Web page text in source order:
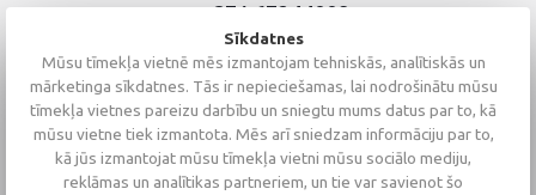
+371 67244008
+371 67271055
+371 26002793
Sīkdatnes
Mūsu tīmekļa vietnē mēs izmantojam tehniskās, analītiskās un
mārketinga sīkdatnes. Tās ir nepieciešamas, lai nodrošinātu mūsu
tīmekļa vietnes pareizu darbību un sniegtu mums datus par to, kā
mūsu vietne tiek izmantota. Mēs arī sniedzam informāciju par to,
kā jūs izmantojat mūsu tīmekļa vietni mūsu sociālo mediju,
reklāmas un analītikas partneriem, un tie var savienot šo